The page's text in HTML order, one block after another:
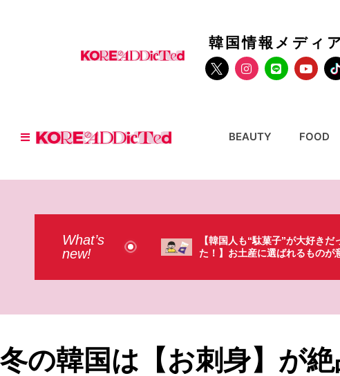
韓国情報メディ
BEAUTY FOOD
What’s
new!
も“駄菓子”が大好きだっ
土産に選ばれるものが意外過
【そんなものまで買っていくの
本のドラストで韓国人が買うも
冬の韓国は【お刺身】が